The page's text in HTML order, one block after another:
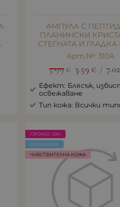
АМПУЛА С
ПЛАНИНСКИ
СТЕГНАТА И
Арт.№: 310А
3.99 € 3.59 € / 7.02
Ефект: Блясък,
освежаване
Тип кожа: Всички
ПРОМО -10%
СУХА КОЖА
ЧУВСТВИТЕЛНА КОЖА